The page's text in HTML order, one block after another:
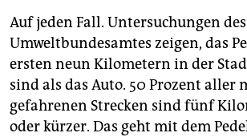
Auf jeden Fall. Untersuchungen des
Umweltbundesamtes zeigen, das
ersten neun Kilometern in der
sind als das Auto. 50 Prozent aller
gefahrenen Strecken sind fünf
oder kürzer. Das geht mit dem